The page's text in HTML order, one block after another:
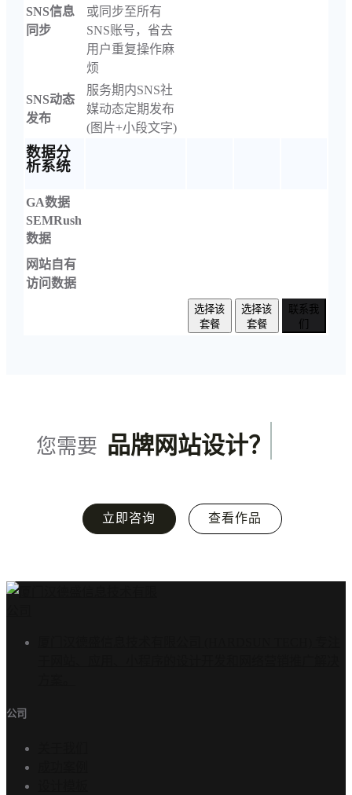
SNS信息
同步
或同步至所有
SNS账号，省去
用户重复操作麻
烦
SNS动态
发布
服务期内SNS社
媒动态定期发布
(图片+小段文字)
数据分
析系统
GA数据
SEMRush
数据
网站自有
访问数据
选择该
套餐
选择该
套餐
联系我
们
您需要 品牌网站设计？
立即咨询 查看作品
公司